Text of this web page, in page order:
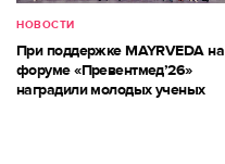
НОВОСТИ
При поддержке MAYRVEDA на
форуме «Превентмед’26»
наградили молодых ученых